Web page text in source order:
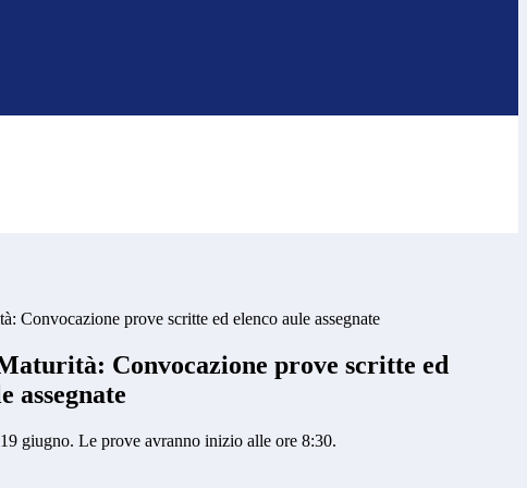
Convocazione prove scritte ed elenco aule assegnate
Convocazione prove scritte ed
assegnate
giugno. Le prove avranno inizio alle ore 8:30.